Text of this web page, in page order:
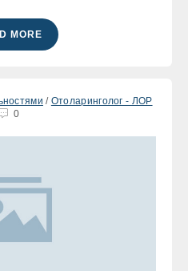
MORE
/ Отоларинголог - ЛОР
0